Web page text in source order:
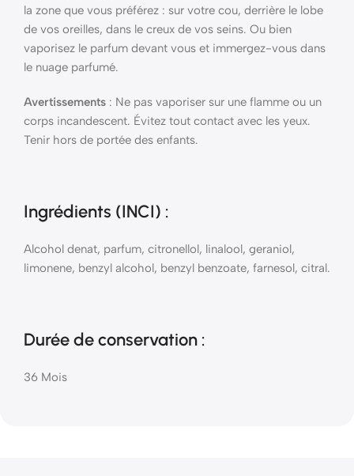
la zone que vous préférez : sur votre cou, derrière le lobe
de vos oreilles, dans le creux de vos seins. Ou bien
vaporisez le parfum devant vous et immergez-vous dans
le nuage parfumé.
Avertissements : Ne pas vaporiser sur une flamme ou un
corps incandescent. Évitez tout contact avec les yeux.
Tenir hors de portée des enfants.
Ingrédients (INCI) :
Alcohol denat, parfum, citronellol, linalool, geraniol,
limonene, benzyl alcohol, benzyl benzoate, farnesol, citral.
Durée de conservation :
36 Mois